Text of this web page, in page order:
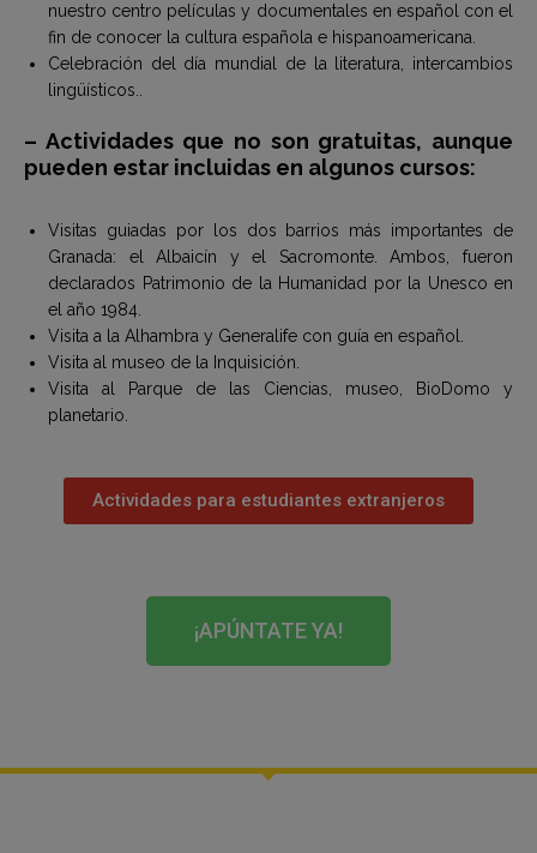
nuestro centro películas y documentales en español con el
fin de conocer la cultura española e hispanoamericana.
Celebración del día mundial de la literatura, intercambios
lingüísticos..
– Actividades que no son gratuitas, aunque
pueden estar incluidas en algunos cursos:
Visitas guiadas por los dos barrios más importantes de
Granada: el Albaicín y el Sacromonte. Ambos, fueron
declarados Patrimonio de la Humanidad por la Unesco en
el año 1984.
Visita a la Alhambra y Generalife con guía en español.
Visita al museo de la Inquisición.
Visita al Parque de las Ciencias, museo, BioDomo y
planetario.
Actividades para estudiantes extranjeros
¡APÚNTATE YA!